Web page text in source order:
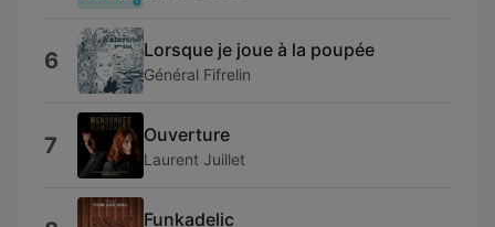
6 Lorsque je joue à la poupée
Général Fifrelin
7 Ouverture
Laurent Juillet
Funkadelic